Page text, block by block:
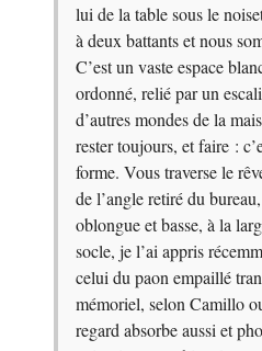
lui de la table sous le
à deux battants et nous
C’est un vaste espace
ordonné, relié par un
d’autres mondes de la
rester toujours, et faire :
forme. Vous traverse le
de l’angle retiré du
oblongue et basse, à la
socle, je l’ai appris
celui du paon empaillé
mémoriel, selon Camillo
regard absorbe aussi et